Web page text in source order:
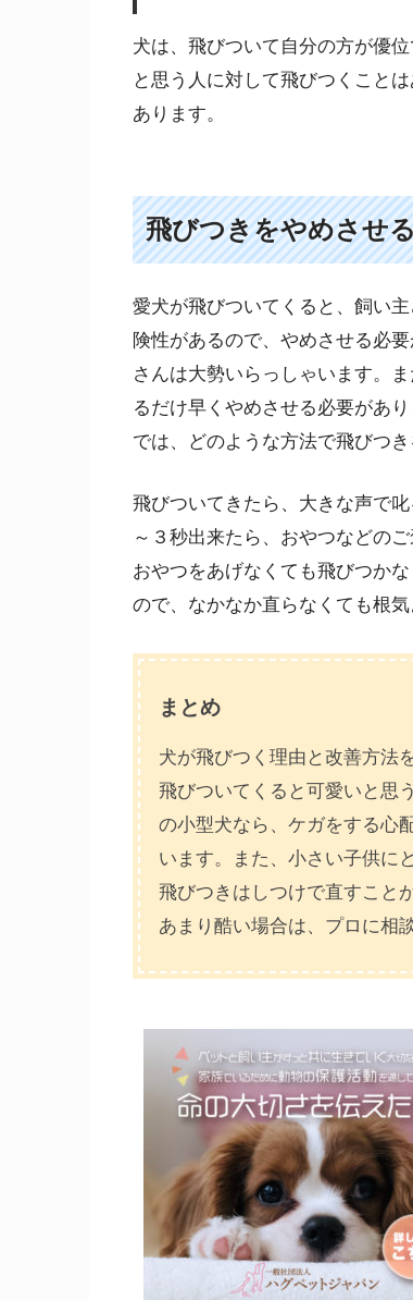
犬は、飛びついて自分の方が優
と思う人に対して飛びつくこと
あります。
飛びつきをやめさせ
愛犬が飛びついてくると、飼い
険性があるので、やめさせる必
さんは大勢いらっしゃいます。
るだけ早くやめさせる必要があり
では、どのような方法で飛びつ
飛びついてきたら、大きな声で
～３秒出来たら、おやつなどの
おやつをあげなくても飛びつか
ので、なかなか直らなくても根
まとめ
犬が飛びつく理由と改善方法
飛びついてくると可愛いと思
の小型犬なら、ケガをする心
います。また、小さい子供に
飛びつきはしつけで直すこと
あまり酷い場合は、プロに相